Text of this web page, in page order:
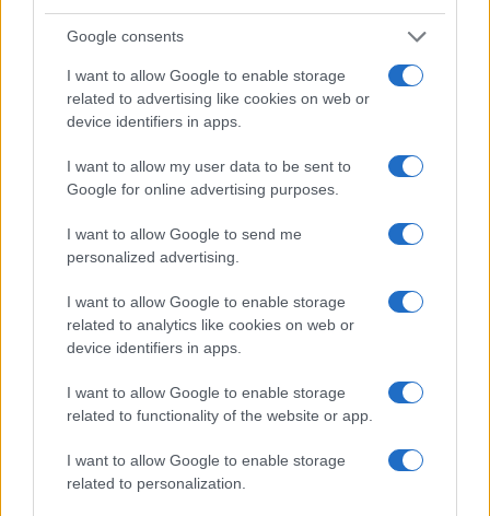
Google consents
I want to allow Google to enable storage
related to advertising like cookies on web or
device identifiers in apps.
I want to allow my user data to be sent to
Google for online advertising purposes.
I want to allow Google to send me
personalized advertising.
I want to allow Google to enable storage
related to analytics like cookies on web or
device identifiers in apps.
I want to allow Google to enable storage
related to functionality of the website or app.
I want to allow Google to enable storage
related to personalization.
Boat People: la missione italiana che salvò centinaia di
profughi vietnamiti
PIÙ LETTI
acquirenti
Speed Friending in English: l’evento per fare amicizie
genuine a Verona
Boat People: la missione italiana che salvò centinaia di
profughi vietnamiti
Dalla TV tradizionale alle piattaforme online:
l’evoluzione dell’intrattenimento